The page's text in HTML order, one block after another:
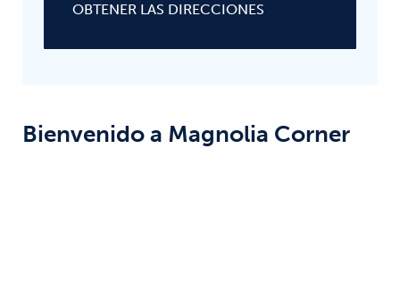
OBTENER LAS DIRECCIONES
Bienvenido a Magnolia Corner